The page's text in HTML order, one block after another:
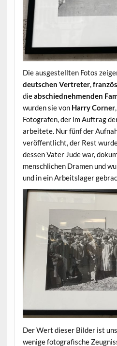
Die ausgestellten Fotos
deutschen Vertreter,
dieabschiednehmenden
wurden sie von Harry Corner
Fotografen, der im Auftrag
arbeitete. Nur fünf der
veröffentlicht, der Rest
dessen Vater Jude war,
menschlichen Dramen und
und in ein Arbeitslager
Der Wert dieser Bilder ist
wenige fotografische